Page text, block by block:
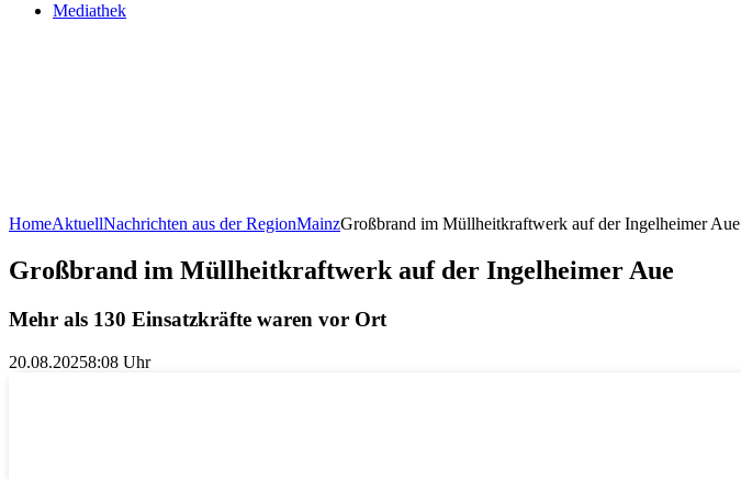
Mediathek
HomeAktuellNachrichten aus der RegionMainzGroßbrand im Müllheitkraftwerk auf der Ingelheimer Aue
Großbrand im Müllheitkraftwerk auf der Ingelheimer Aue
Mehr als 130 Einsatzkräfte waren vor Ort
20.08.20258:08 Uhr